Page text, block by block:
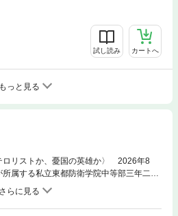
試し読み カートへ
もっと見る
ロリストか、憂国の英雄か〉 2026年8
属する私立東都防衛学院中等部三年二組
夏季総合演習の最中にあった。演習最終
らに課外授業を提案。それは、公子の友
則に、「国防ロボット研究」について講